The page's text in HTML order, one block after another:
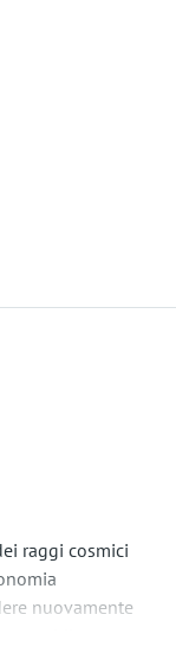
raggi cosmici
nuovamente
ma